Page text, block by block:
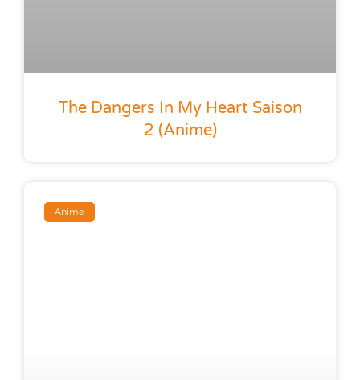
The Dangers In My Heart Saison
2 (anime)
Anime